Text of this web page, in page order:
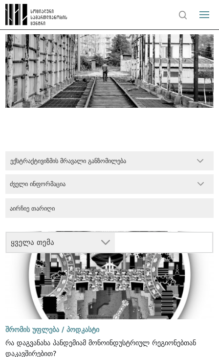
ექსტრაქტივიზმის მრავალი განზომილება
ყველა თემა
ძველი ინფორმაცია
შრომის უფლება / პოდკასტი
რა დაგვანახა პანდემიამ მონოინდუსტრიულ რეგიონებთან
დაკავშირებით?